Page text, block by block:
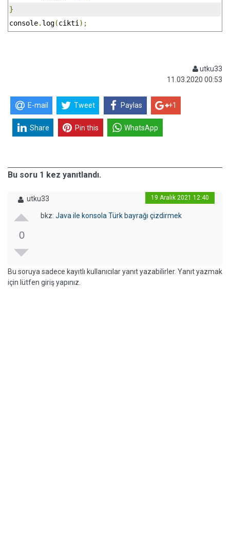
}
console. log(cikti );
utku33
11.03.2020 00:53
E-mail Tweet Paylas +1
Share Pin this WhatsApp
Bu soru 1 kez yanıtlandı.
utku33 19 Aralık 2021 12:40
0
bkz: Java ile konsola Türk bayrağı çizdirmek
Bu soruya sadece kayıtlı kullanıcılar yanıt yazabilirler. Yanıt yazmak
için lütfen giriş yapınız.